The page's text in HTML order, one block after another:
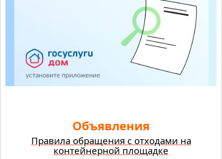
Объявления
Правила обращения с отходами на
контейнерной площадке